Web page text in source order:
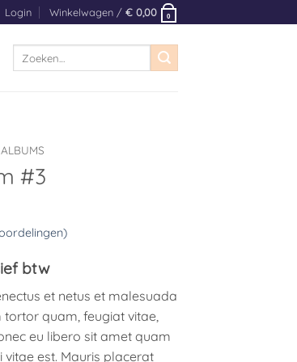
Login Winkelwagen / € 0,00 0
ALBUMS
#3
btw
et netus et malesuada
quam, feugiat vitae,
eu libero sit amet quam
vitae est. Mauris placerat